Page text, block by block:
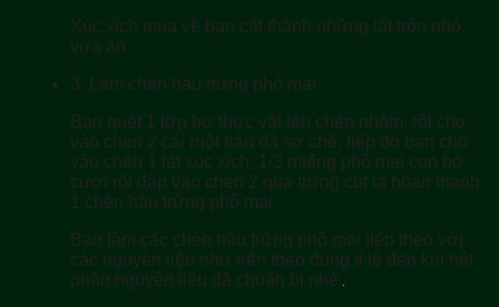
Xúc xích mua về bạn cắt thành những lát tròn nhỏ,
vừa ăn.
3.
Làm chén hàu trứng phô mai
Bạn quét 1 lớp bơ thực vật lên chén nhôm, rồi cho
vào chén 2 cái ruột hàu đã sơ chế, tiếp đó bạn cho
vào chén 1 lát xúc xích, 1/3 miếng phô mai con bò
cười rồi đập vào chén 2 quả trứng cút là hoàn thành
1 chén hàu trứng phô mai.
Bạn làm các chén hàu trứng phô mai tiếp theo với
các nguyên liệu như trên theo đúng tỉ lệ đến khi hêt
phần nguyên liệu đã chuẩn bị nhé.